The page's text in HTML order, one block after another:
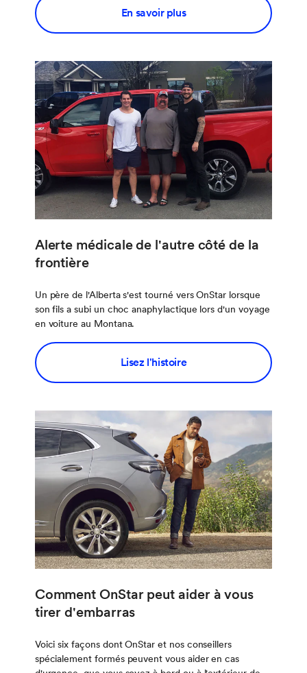
En savoir plus
Alerte médicale de l'autre côté de la
frontière
Un père de l'Alberta s'est tourné vers OnStar lorsque
son fils a subi un choc anaphylactique lors d'un voyage
en voiture au Montana.
Lisez l'histoire
Comment OnStar peut aider à vous
tirer d'embarras
Voici six façons dont OnStar et nos conseillers
spécialement formés peuvent vous aider en cas